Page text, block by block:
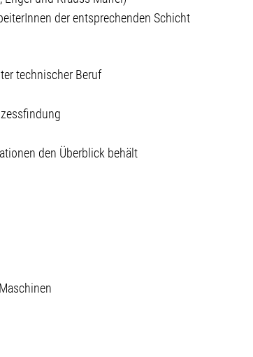
der entsprechenden Schicht
technischer Beruf
den Überblick behält